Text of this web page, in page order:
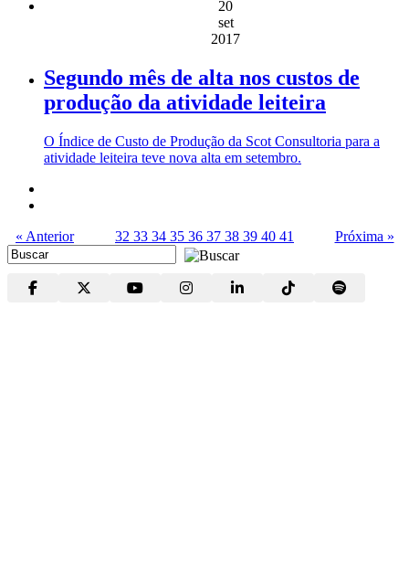
20
set
2017
Segundo mês de alta nos custos de
produção da atividade leiteira
O Índice de Custo de Produção da Scot Consultoria para a
atividade leiteira teve nova alta em setembro.
« Anterior 32 33 34 35 36 37 38 39 40 41 Próxima »